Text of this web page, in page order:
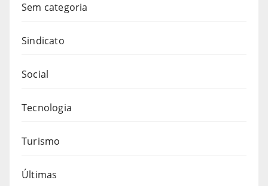
Sem categoria
Sindicato
Social
Tecnologia
Turismo
Últimas